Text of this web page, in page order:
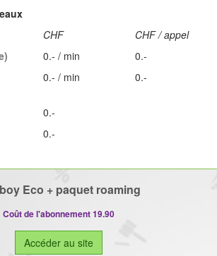
CHF
CHF / appel
0.- / min
0.-
0.- / min 0.-
0.-
0.-
Eco + paquet roaming
Coût de l'abonnement 19.90
Accéder au site